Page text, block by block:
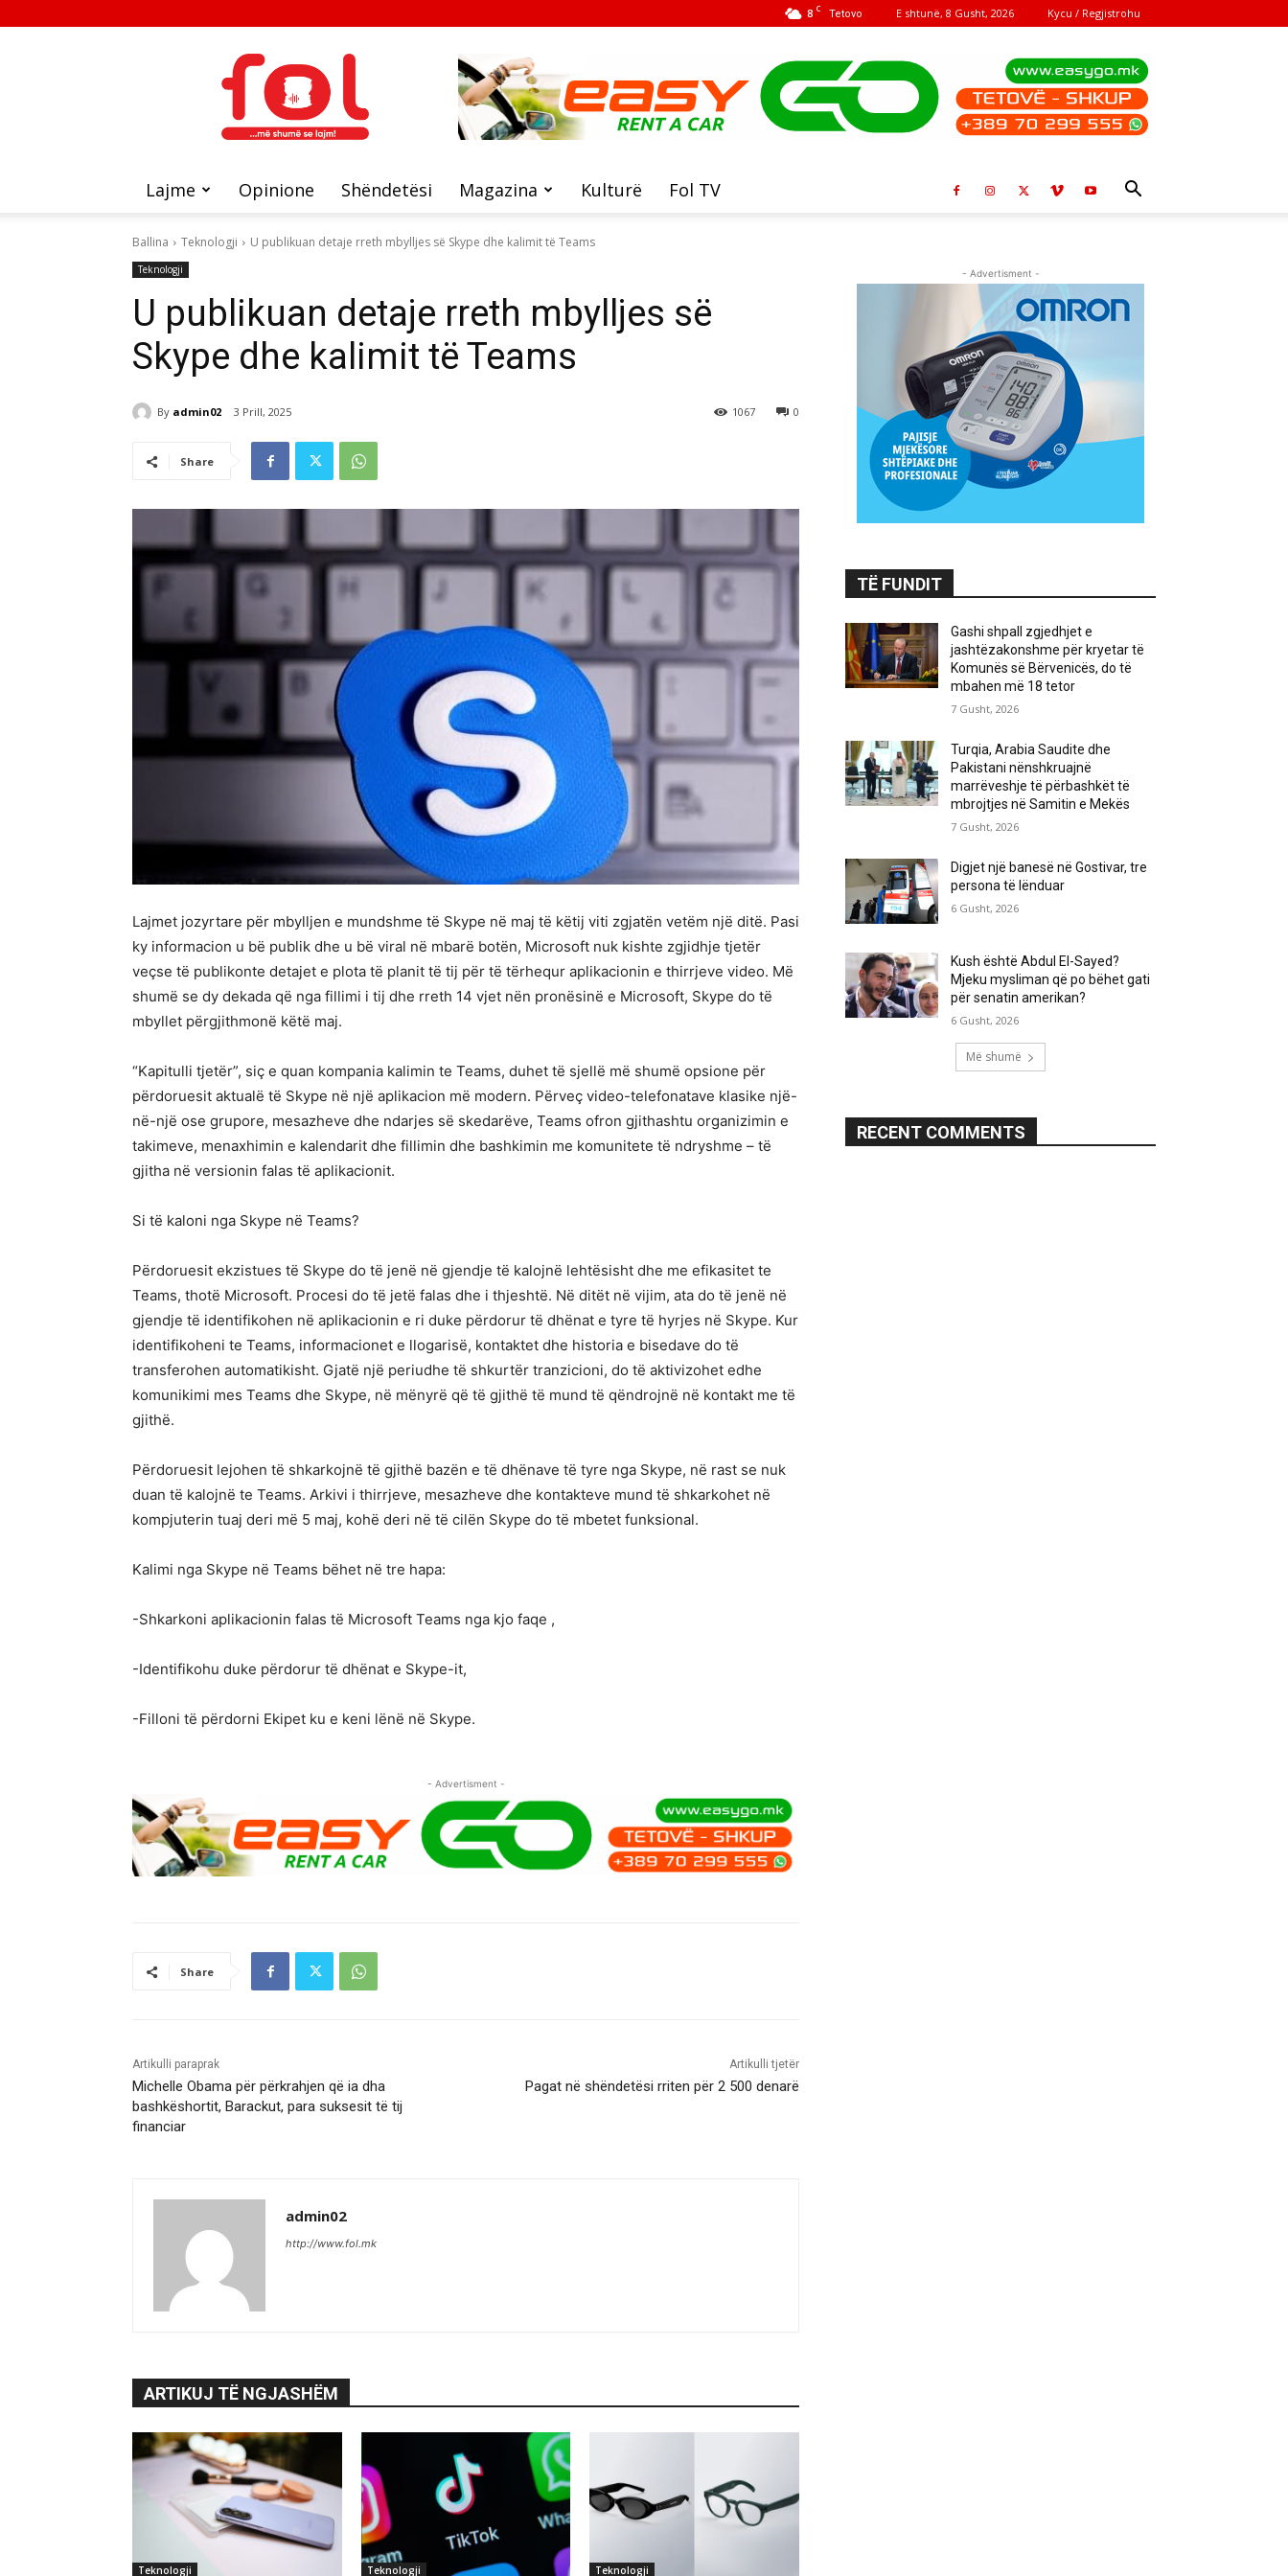
8 C Tetovo E shtunë, 8 Gusht, 2026 Kycu / Regjistrohu
FOL
Lajme Opinione Shëndetësi Magazina Kulturë Fol TV
Ballina Teknologji U publikuan detaje rreth mbylljes së Skype dhe kalimit të Teams
Teknologji
U publikuan detaje rreth mbylljes së
Skype dhe kalimit të Teams
By admin02 3 Prill, 2025 0
1067
Share
Lajmet jozyrtare për mbylljen e mundshme të Skype në maj të këtij viti zgjatën vetëm një ditë. Pasi
ky informacion u bë publik dhe u bë viral në mbarë botën, Microsoft nuk kishte zgjidhje tjetër
veçse të publikonte detajet e plota të planit të tij për të tërhequr aplikacionin e thirrjeve video. Më
shumë se dy dekada që nga fillimi i tij dhe rreth 14 vjet nën pronësinë e Microsoft, Skype do të
mbyllet përgjithmonë këtë maj.
“Kapitulli tjetër”, siç e quan kompania kalimin te Teams, duhet të sjellë më shumë opsione për
përdoruesit aktualë të Skype në një aplikacion më modern. Përveç video-telefonatave klasike një-
në-një ose grupore, mesazheve dhe ndarjes së skedarëve, Teams ofron gjithashtu organizimin e
takimeve, menaxhimin e kalendarit dhe fillimin dhe bashkimin me komunitete të ndryshme – të
gjitha në versionin falas të aplikacionit.
Si të kaloni nga Skype në Teams?
Përdoruesit ekzistues të Skype do të jenë në gjendje të kalojnë lehtësisht dhe me efikasitet te
Teams, thotë Microsoft. Procesi do të jetë falas dhe i thjeshtë. Në ditët në vijim, ata do të jenë në
gjendje të identifikohen në aplikacionin e ri duke përdorur të dhënat e tyre të hyrjes në Skype. Kur
identifikoheni te Teams, informacionet e llogarisë, kontaktet dhe historia e bisedave do të
transferohen automatikisht. Gjatë një periudhe të shkurtër tranzicioni, do të aktivizohet edhe
komunikimi mes Teams dhe Skype, në mënyrë që të gjithë të mund të qëndrojnë në kontakt me të
gjithë.
Përdoruesit lejohen të shkarkojnë të gjithë bazën e të dhënave të tyre nga Skype, në rast se nuk
duan të kalojnë te Teams. Arkivi i thirrjeve, mesazheve dhe kontakteve mund të shkarkohet në
kompjuterin tuaj deri më 5 maj, kohë deri në të cilën Skype do të mbetet funksional.
Kalimi nga Skype në Teams bëhet në tre hapa:
-Shkarkoni aplikacionin falas të Microsoft Teams nga kjo faqe ,
-Identifikohu duke përdorur të dhënat e Skype-it,
-Filloni të përdorni Ekipet ku e keni lënë në Skype.
- Advertisment -
Share
Artikulli paraprak
Michelle Obama për përkrahjen që ia dha
bashkëshortit, Barackut, para suksesit të tij
financiar
Artikulli tjetër
Pagat në shëndetësi rriten për 2 500 denarë
admin02
http://www.fol.mk
ARTIKUJ TË NGJASHËM
Teknologji Teknologji Teknologji
- Advertisment -
TË FUNDIT
Gashi shpall zgjedhjet e
jashtëzakonshme për kryetar të
Komunës së Bërvenicës, do të
mbahen më 18 tetor
7 Gusht, 2026
Turqia, Arabia Saudite dhe
Pakistani nënshkruajnë
marrëveshje të përbashkët të
mbrojtjes në Samitin e Mekës
7 Gusht, 2026
Digjet një banesë në Gostivar, tre
persona të lënduar
6 Gusht, 2026
Kush është Abdul El-Sayed?
Mjeku mysliman që po bëhet gati
për senatin amerikan?
6 Gusht, 2026
Më shumë
RECENT COMMENTS